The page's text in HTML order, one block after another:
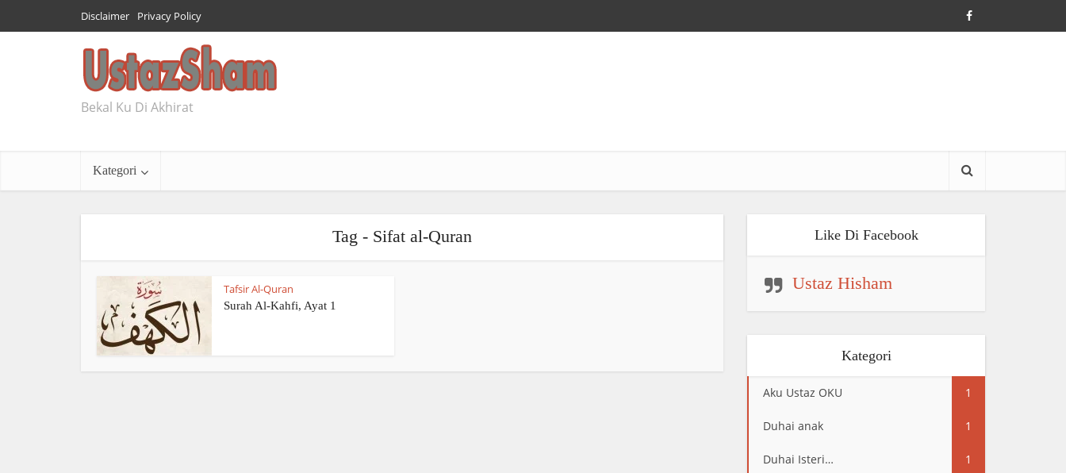
Disclaimer Privacy Policy
Bekal Ku Di Akhirat
Kategori
Tag - Sifat al-Quran
Tafsir Al-Quran
Surah Al-Kahfi, Ayat 1
Like Di Facebook
Ustaz Hisham
Kategori
Aku Ustaz OKU 1
Duhai anak 1
Duhai Isteri… 1